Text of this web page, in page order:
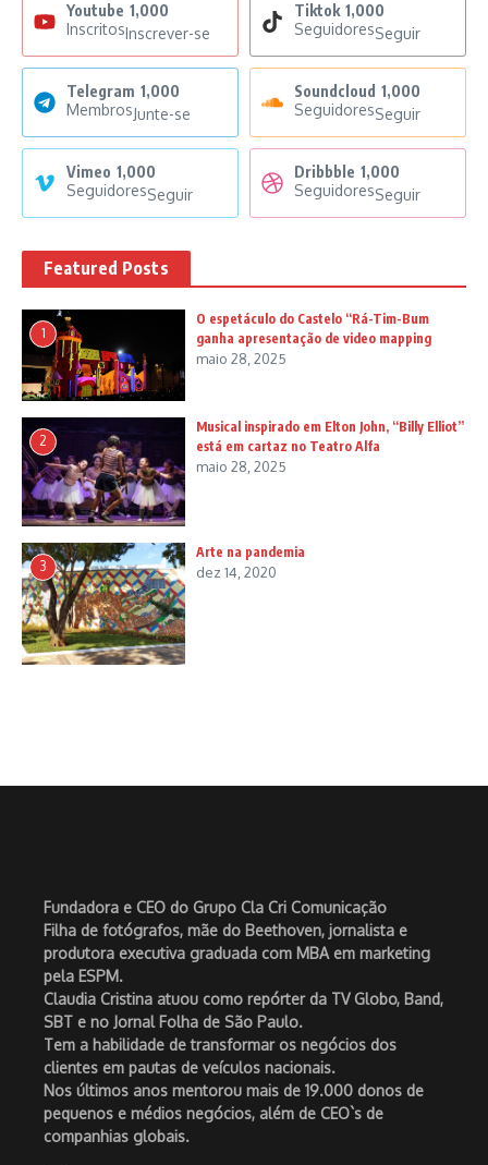
Youtube 1,000
InscritosInscrever-se
Tiktok 1,000
SeguidoresSeguir
Telegram 1,000
MembrosJunte-se
Soundcloud 1,000
SeguidoresSeguir
Vimeo 1,000
SeguidoresSeguir
Dribbble 1,000
SeguidoresSeguir
Featured Posts
1
O espetáculo do Castelo “Rá-Tim-Bum
ganha apresentação de video mapping
maio 28, 2025
2
Musical inspirado em Elton John, “Billy Elliot”
está em cartaz no Teatro Alfa
maio 28, 2025
3
Arte na pandemia
dez 14, 2020
Fundadora e CEO do Grupo Cla Cri Comunicação
Filha de fotógrafos, mãe do Beethoven, jornalista e
produtora executiva graduada com MBA em marketing
pela ESPM.
Claudia Cristina atuou como repórter da TV Globo, Band,
SBT e no Jornal Folha de São Paulo.
Tem a habilidade de transformar os negócios dos
clientes em pautas de veículos nacionais.
Nos últimos anos mentorou mais de 19.000 donos de
pequenos e médios negócios, além de CEO`s de
companhias globais.